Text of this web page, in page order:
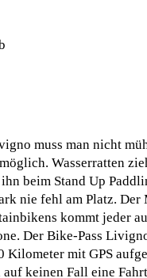
muss man nicht
Wasserratten
beim Stand Up
nie fehl am Platz.
kommt jeder
Der Bike-Pass
mit GPS
keinen Fall eine